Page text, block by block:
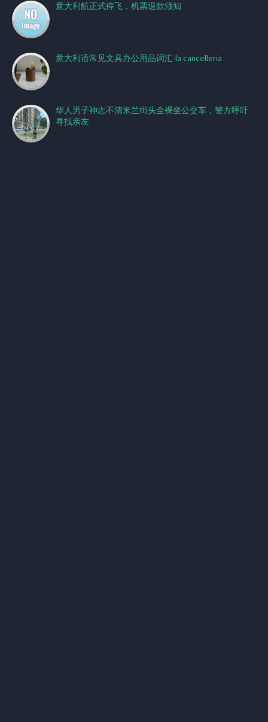
意大利航正式停飞，机票退款须知
意大利语常见文具办公用品词汇-la cancelleria
华人男子神志不清米兰街头全裸坐公交车，警方呼吁
寻找亲友